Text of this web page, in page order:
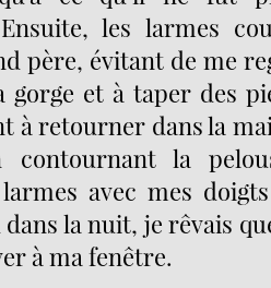
Ensuite, les larmes
père, évitant de me
gorge et à taper des
à retourner dans la
contournant la
avec mes
la nuit, je rêvais
à ma fenêtre.